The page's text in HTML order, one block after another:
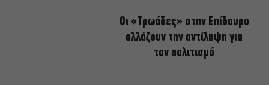
Οι «Τρωάδες» στην Επίδαυρο
αλλάζουν την αντίληψη για
τον πολιτισμό